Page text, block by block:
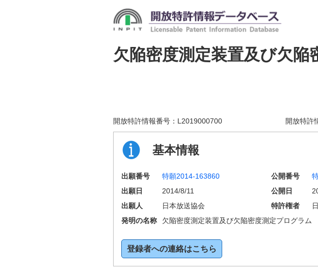
欠陥密度測定装置及び欠陥
開放特許情報番号： L2019000700 開放特許
基本情報
出願番号 特願2014-163860 公開番号
出願日
2014/8/11 公開日
出願人
日本放送協会 特許権者
発明の名称
欠陥密度測定装置及び欠陥密度測定プログラム
登録者への連絡はこちら